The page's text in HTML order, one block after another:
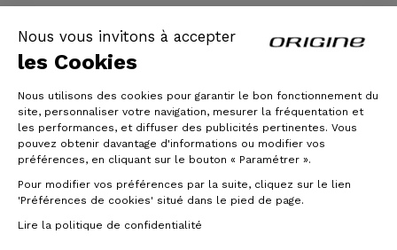
Nous vous invitons à accepter
les Cookies
Nous utilisons des cookies pour garantir le bon fonctionnement du
site, personnaliser votre navigation, mesurer la fréquentation et
les performances, et diffuser des publicités pertinentes. Vous
pouvez obtenir davantage d'informations ou modifier vos
préférences, en cliquant sur le bouton « Paramétrer ».
Pour modifier vos préférences par la suite, cliquez sur le lien
'Préférences de cookies' situé dans le pied de page.
Lire la politique de confidentialité
© Origine Cycles